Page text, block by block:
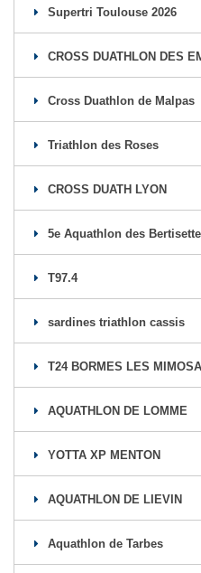
Supertri Toulouse 2026
CROSS DUATHLON DES
Cross Duathlon de Malpas
Triathlon des Roses
CROSS DUATH LYON
5e Aquathlon des
T97.4
sardines triathlon cassis
T24 BORMES LES
AQUATHLON DE LOMME
YOTTA XP MENTON
AQUATHLON DE LIEVIN
Aquathlon de Tarbes